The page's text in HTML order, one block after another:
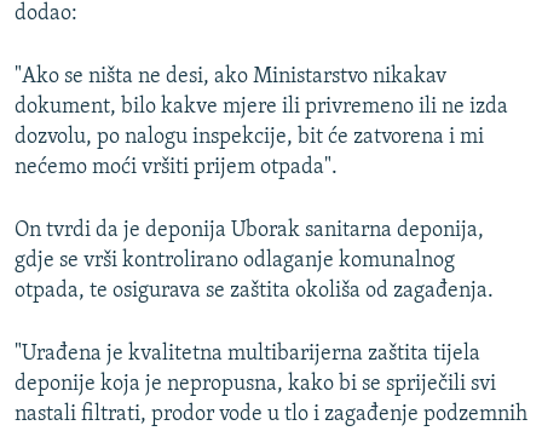
dodao:
"Ako se ništa ne desi, ako Ministarstvo nikakav
dokument, bilo kakve mjere ili privremeno ili ne izda
dozvolu, po nalogu inspekcije, bit će zatvorena i mi
nećemo moći vršiti prijem otpada".
On tvrdi da je deponija Uborak sanitarna deponija,
gdje se vrši kontrolirano odlaganje komunalnog
otpada, te osigurava se zaštita okoliša od zagađenja.
"Urađena je kvalitetna multibarijerna zaštita tijela
deponije koja je nepropusna, kako bi se spriječili svi
nastali filtrati, prodor vode u tlo i zagađenje podzemnih